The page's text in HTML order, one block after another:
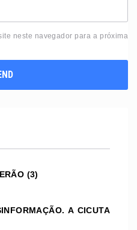
neste navegador para a próxima
(3)
A CICUTA